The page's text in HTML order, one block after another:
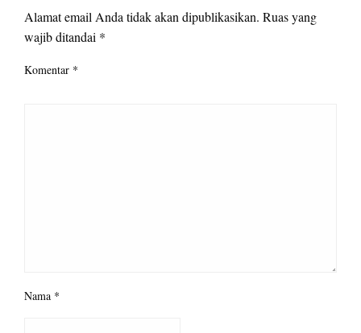
Alamat email Anda tidak akan dipublikasikan. Ruas yang
wajib ditandai *
Komentar *
Nama *